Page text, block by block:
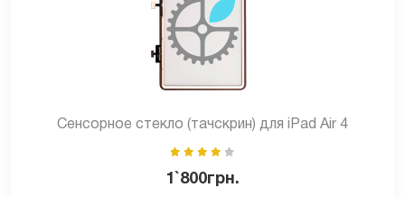
Сенсорное стекло (тачскрин) для iPad Air 4
1`800грн.